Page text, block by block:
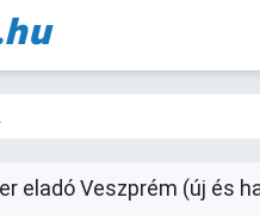
eladó Veszprém (új és
4